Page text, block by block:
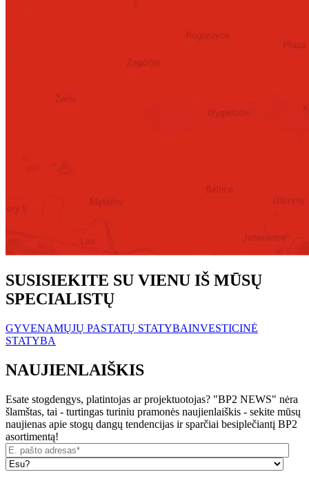
SUSISIEKITE SU VIENU IŠ MŪSŲ
SPECIALISTŲ
GYVENAMŲJŲ PASTATŲ STATYBAINVESTICINĖ
STATYBA
NAUJIENLAIŠKIS
Esate stogdengys, platintojas ar projektuotojas? "BP2 NEWS" nėra
šlamštas, tai - turtingas turiniu pramonės naujienlaiškis - sekite mūsų
naujienas apie stogų dangų tendencijas ir sparčiai besiplečiantį BP2
asortimentą!